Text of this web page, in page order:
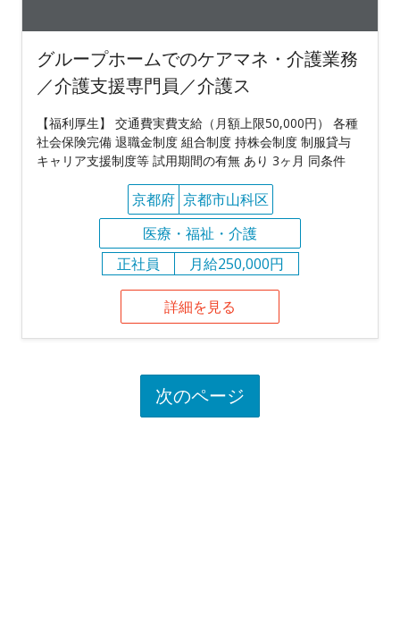
グループホームでのケアマネ・介護業務
／介護支援専門員／介護ス
【福利厚生】 交通費実費支給（月額上限50,000円） 各種
社会保険完備 退職金制度 組合制度 持株会制度 制服貸与
キャリア支援制度等 試用期間の有無 あり 3ヶ月 同条件
京都府 京都市山科区
医療・福祉・介護
正社員
月給250,000円
詳細を見る
次のページ